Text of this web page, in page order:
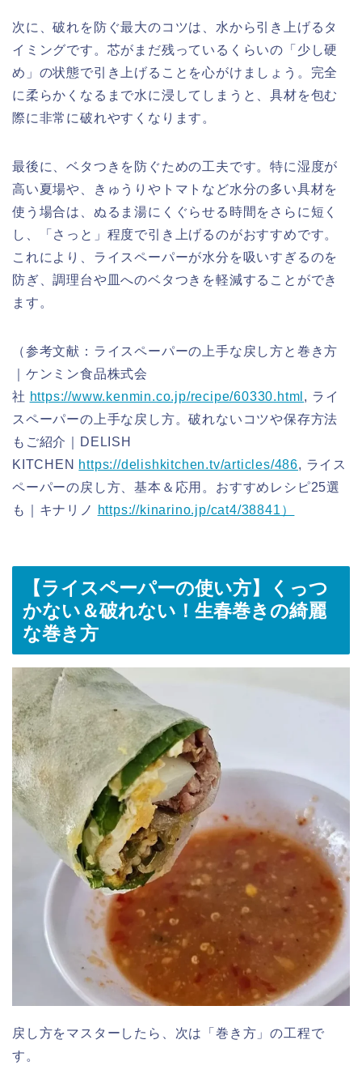
次に、破れを防ぐ最大のコツは、水から引き上げるタ
イミングです。芯がまだ残っているくらいの「少し硬
め」の状態で引き上げることを心がけましょう。完全
に柔らかくなるまで水に浸してしまうと、具材を包む
際に非常に破れやすくなります。
最後に、ベタつきを防ぐための工夫です。特に湿度が
高い夏場や、きゅうりやトマトなど水分の多い具材を
使う場合は、ぬるま湯にくぐらせる時間をさらに短く
し、「さっと」程度で引き上げるのがおすすめです。
これにより、ライスペーパーが水分を吸いすぎるのを
防ぎ、調理台や皿へのベタつきを軽減することができ
ます。
（参考文献：ライスペーパーの上手な戻し方と巻き方
｜ケンミン食品株式会
社 https://www.kenmin.co.jp/recipe/60330.html , ライ
スペーパーの上手な戻し方。破れないコツや保存方法
もご紹介｜DELISH
KITCHEN https://delishkitchen.tv/articles/486, ライス
ペーパーの戻し方、基本＆応用。おすすめレシピ25選
も｜キナリノ
https://kinarino.jp/cat4/38841）
【ライスペーパーの使い方】
くっつ
かない＆破れない！生春巻きの綺麗
な巻き方
戻し方をマスターしたら、次は「巻き方」の工程で
す。